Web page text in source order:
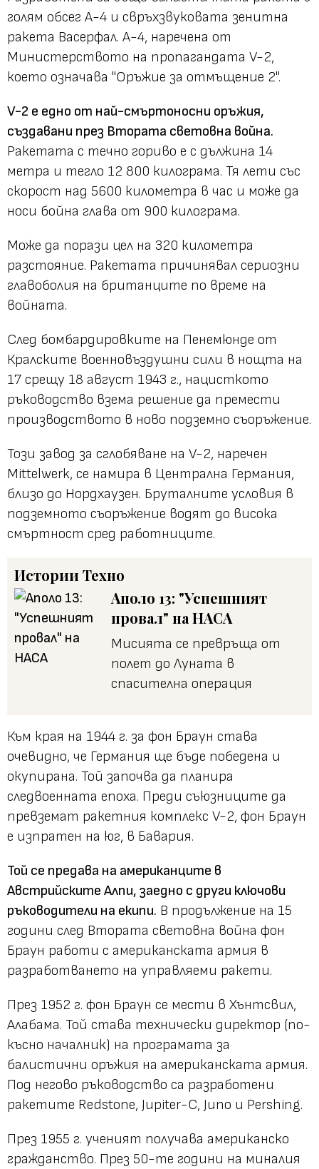
голям обсег А-4 и свръхзвуковата зенитна
ракета Васерфал. А-4, наречена от
Министерството на пропагандата V-2,
което означава "Оръжие за отмъщение 2".
V-2 е едно от най-смъртоносни оръжия,
създавани през Втората световна война.
Ракетата с течно гориво е с дължина 14
метра и тегло 12 800 килограма. Тя лети със
скорост над 5600 километра в час и може да
носи бойна глава от 900 килограма.
Може да порази цел на 320 километра
разстояние. Ракетата причинявал сериозни
главоболия на британците по време на
войната.
След бомбардировките на Пенемюнде от
Кралските военновъздушни сили в нощта на
17 срещу 18 август 1943 г., нацисткото
ръководство взема решение да премести
производството в ново подземно съоръжение.
Този завод за сглобяване на V-2, наречен
Mittelwerk, се намира в Централна Германия,
близо до Нордхаузен. Бруталните условия в
подземното съоръжение водят до висока
смъртност сред работниците.
ИсторииТехно
Аполо 13: "Успешният
провал" на НАСА
Мисията се превръща от
полет до Луната в
спасителна операция
Към края на 1944 г. за фон Браун става
очевидно, че Германия ще бъде победена и
окупирана. Той започва да планира
следвоенната епоха. Преди съюзниците да
превземат ракетния комплекс V-2, фон Браун
е изпратен на юг, в Бавария.
Той се предава на американците в
Австрийските Алпи, заедно с други ключови
ръководители на екипи. В продължение на 15
години след Втората световна война фон
Браун работи с американската армия в
разработването на управляеми ракети.
През 1952 г. фон Браун се мести в Хънтсвил,
Алабама. Той става технически директор (по-
късно началник) на програмата за
балистични оръжия на американската армия.
Под негово ръководство са разработени
ракетите Redstone, Jupiter-C, Juno и Pershing.
През 1955 г. ученият получава американско
гражданство. През 50-те години на миналия